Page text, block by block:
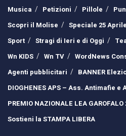
Musica
Petizioni Pillole
Scopri il Molise
Speciale 25 Aprile
Sport
Stragi di Ieri e di Oggi
Wn KIDS
Wn TV WordNews
Agenti pubblicitari
BANNER
DIOGHENES APS – Ass. Antimafie e
PREMIO NAZIONALE LEA GAROFALO
Sostieni la STAMPA LIBERA